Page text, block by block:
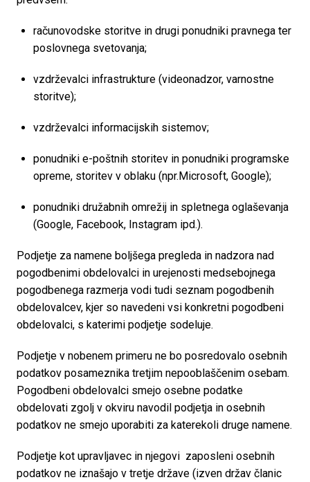
računovodske storitve in drugi ponudniki pravnega ter
poslovnega svetovanja;
vzdrževalci infrastrukture (videonadzor, varnostne
storitve);
vzdrževalci informacijskih sistemov;
ponudniki e-poštnih storitev in ponudniki programske
opreme, storitev v oblaku (npr.Microsoft, Google);
ponudniki družabnih omrežij in spletnega oglaševanja
(Google, Facebook, Instagram ipd.).
Podjetje za namene boljšega pregleda in nadzora nad
pogodbenimi obdelovalci in urejenosti medsebojnega
pogodbenega razmerja vodi tudi seznam pogodbenih
obdelovalcev, kjer so navedeni vsi konkretni pogodbeni
obdelovalci, s katerimi podjetje sodeluje.
Podjetje v nobenem primeru ne bo posredovalo osebnih
podatkov posameznika tretjim nepooblaščenim osebam.
Pogodbeni obdelovalci smejo osebne podatke
obdelovati zgolj v okviru navodil podjetja in osebnih
podatkov ne smejo uporabiti za katerekoli druge namene.
Podjetje kot upravljavec in njegovi  zaposleni osebnih
podatkov ne iznašajo v tretje države (izven držav članic